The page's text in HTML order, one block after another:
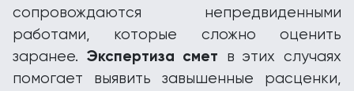
сопровождаются непредвиденными
работами, которые сложно оценить
заранее. Экспертиза смет в этих случаях
помогает выявить завышенные расценки,